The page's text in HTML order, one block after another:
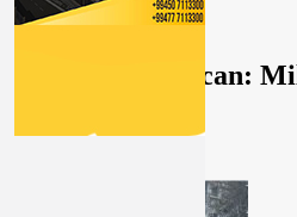
Güney Azərbaycan:
17-01-2020, 09:33